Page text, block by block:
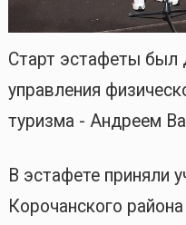
Старт эстафеты был
управления
туризма - Андреем
В эстафете приняли
Корочанского